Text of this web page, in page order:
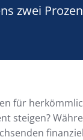
zwei
für
steigen?